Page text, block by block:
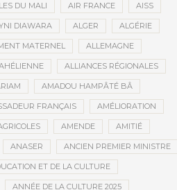
DU MALI AIR FRANCE AISS
DIAWARA ALGER ALGÉRIE
MATERNEL ALLEMAGNE
ALLIANCES RÉGIONALES
AMADOU HAMPÂTÉ BÂ
FRANÇAIS AMÉLIORATION
AMENDE AMITIÉ
ANASER ANCIEN PREMIER MINISTRE
ET DE LA CULTURE
ANNÉE DE LA CULTURE 2025